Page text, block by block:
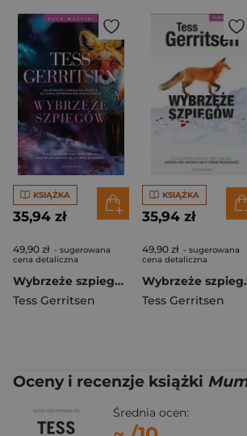
KSIĄŻKA
35,94 zł
49,90 zł - sugerowana
cena detaliczna
Wybrzeże szpiegów. Klub Martini. Tom 1
Tess Gerritsen
KSIĄŻKA
35,94 zł
49,90 zł - sugerowana
cena detaliczna
Wybrzeże
Tess Gerritsen
Oceny i recenzje książki
Średnia ocen: